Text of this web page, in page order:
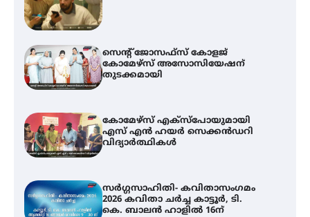
സെന്റ് ജോസഫ്സ് കോളജ്
കോമേഴ്‌സ് അസോസിയേഷന്
തുടക്കമായി
കോമേഴ്സ് എക്സ്പോയുമായി
എസ് എൻ ഹയർ സെക്കൻഡറി
വിദ്യാർത്ഥികൾ
സർഗ്ഗസാഹിതി- കവിതാസംഗമം
2026 കവിതാ ചർച്ച കാട്ടൂർ, ടി.
കെ. ബാലൻ ഹാളിൽ 16ന്